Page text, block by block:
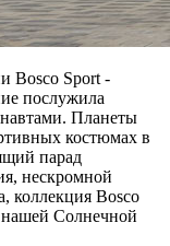
Bosco Sport -
послужила
Планеты
костюмах в
парад
нескромной
коллекция Bosco
Солнечной